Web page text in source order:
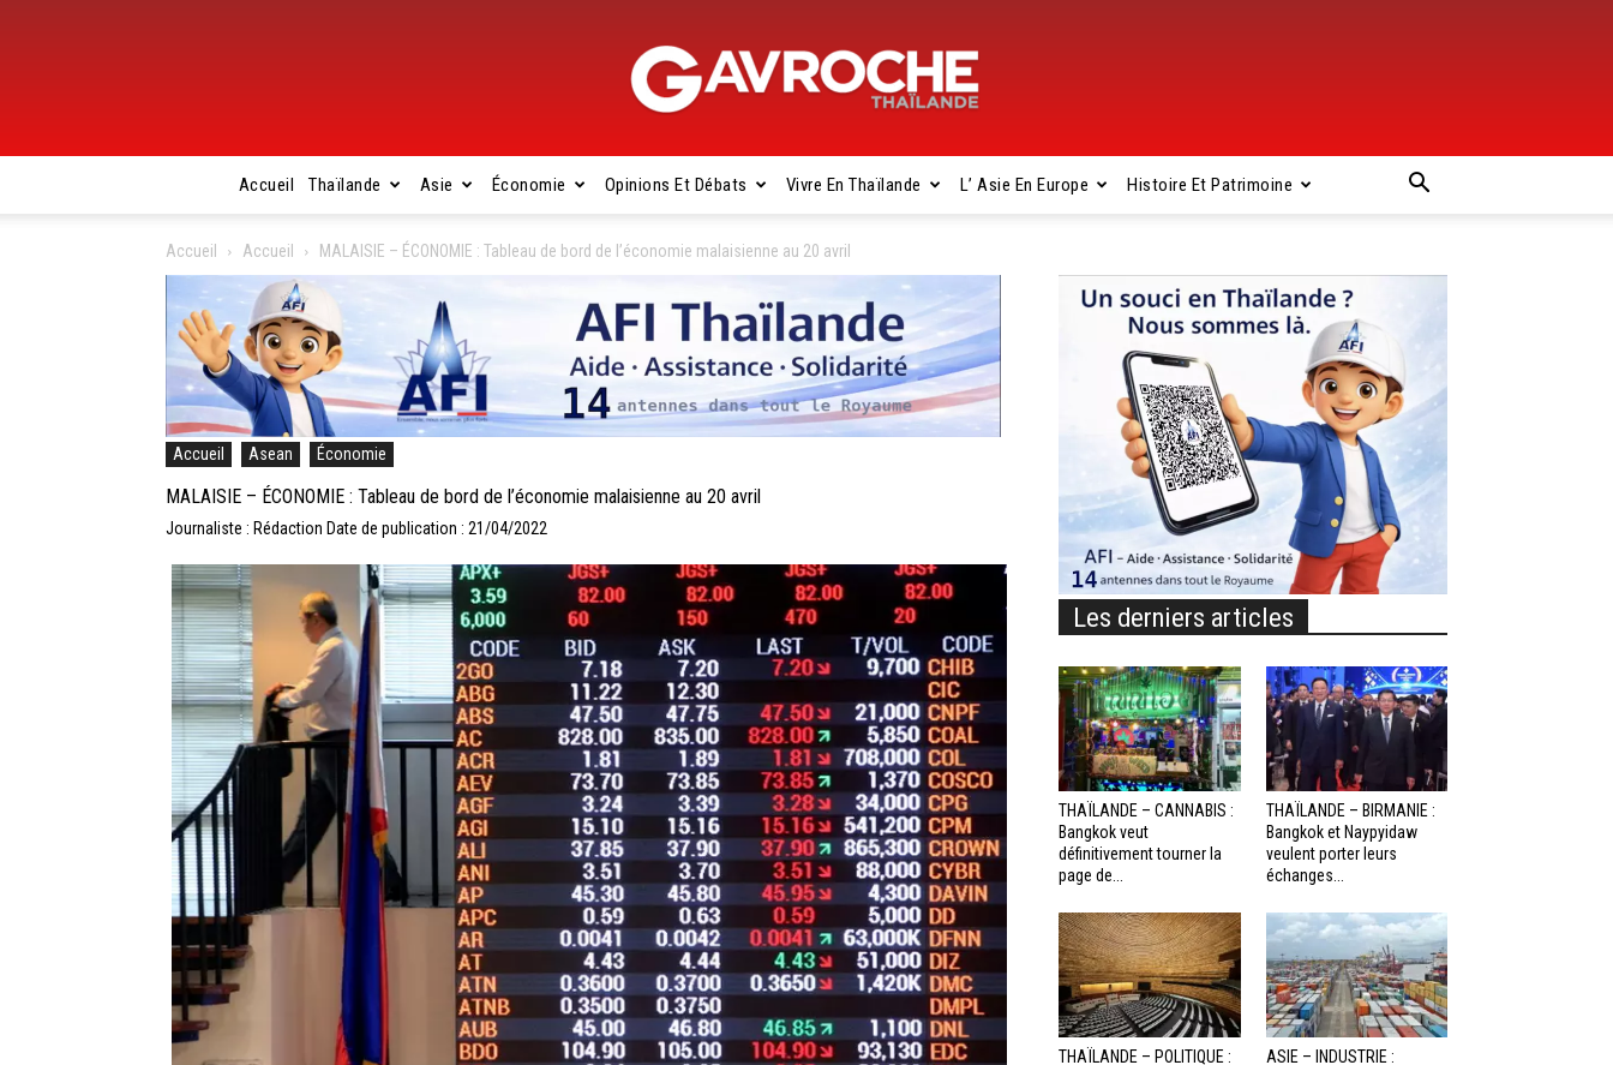
Gavroche
Thaïlande
Accueil Thaïlande Asie Économie Opinions Et Débats Vivre En Thaïlande L’ Asie En Europe Histoire Et Patrimoine
Accueil Accueil MALAISIE – ÉCONOMIE : Tableau de bord de l’économie malaisienne au 20 avril
Accueil Asean Économie
MALAISIE – ÉCONOMIE : Tableau de bord de l’économie malaisienne au 20 avril
Journaliste : Rédaction Date de publication : 21/04/2022
Les derniers articles
THAÏLANDE – CANNABIS :
Bangkok veut
définitivement tourner la
page de...
THAÏLANDE – BIRMANIE :
Bangkok et Naypyidaw
veulent porter leurs
échanges...
THAÏLANDE – POLITIQUE :
ASIE – INDUSTRIE :